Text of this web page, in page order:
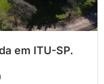
em ITU-SP.